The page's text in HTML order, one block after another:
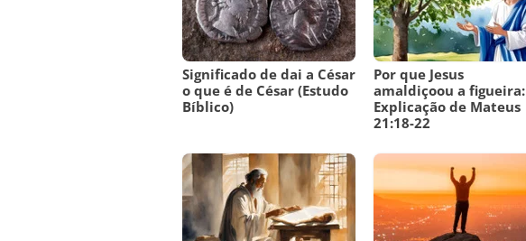
Significado de dai a César
o que é de César (Estudo
Bíblico)
Por que Jesus
amaldiçoou a figueira:
Explicação de Mateus
21:18-22